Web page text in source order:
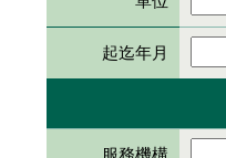
起迄年月
服務機構